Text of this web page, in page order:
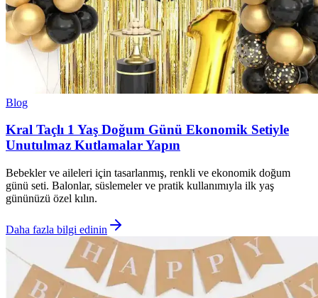
Blog
Kral Taçlı 1 Yaş Doğum Günü Ekonomik Setiyle
Unutulmaz Kutlamalar Yapın
Bebekler ve aileleri için tasarlanmış, renkli ve ekonomik doğum
günü seti. Balonlar, süslemeler ve pratik kullanımıyla ilk yaş
gününüzü özel kılın.
Daha fazla bilgi edinin